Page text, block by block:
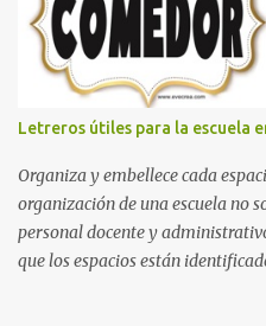
Letreros útiles para la escuela
Organiza y embellece cada
organización de una escuela no
personal docente y
que los espacios están